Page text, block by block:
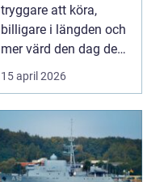
tryggare att köra,
billigare i längden och
mer värd den dag den
ska säljas. Många...
15 april 2026